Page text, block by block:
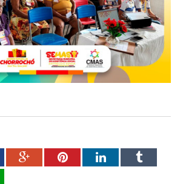
Google+PinterestLinkedInTumblr